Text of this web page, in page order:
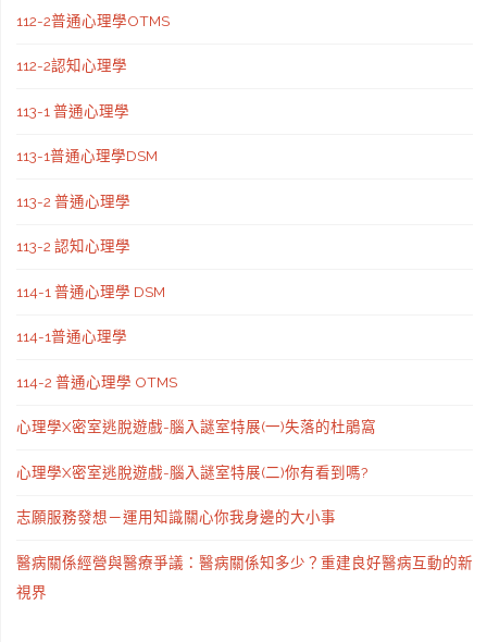
112-2普通心理學OTMS
112-2認知心理學
113-1 普通心理學
113-1普通心理學DSM
113-2 普通心理學
113-2 認知心理學
114-1 普通心理學 DSM
114-1普通心理學
114-2 普通心理學 OTMS
心理學X密室逃脫遊戲-腦入謎室特展(一)失落的杜鵑窩
心理學X密室逃脫遊戲-腦入謎室特展(二)你有看到嗎?
志願服務發想－運用知識關心你我身邊的大小事
醫病關係經營與醫療爭議：醫病關係知多少？重建良好醫病互動的新
視界